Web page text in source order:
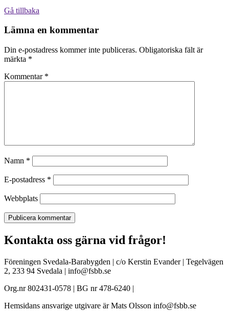
Gå tillbaka
Lämna en kommentar
Din e-postadress kommer inte publiceras. Obligatoriska fält är
märkta *
Kommentar *
Namn *
E-postadress *
Webbplats
Kontakta oss gärna vid frågor!
Föreningen Svedala-Barabygden | c/o Kerstin Evander | Tegelvägen
2, 233 94 Svedala | info@fsbb.se
Org.nr 802431-0578 | BG nr 478-6240 |
Hemsidans ansvarige utgivare är Mats Olsson info@fsbb.se